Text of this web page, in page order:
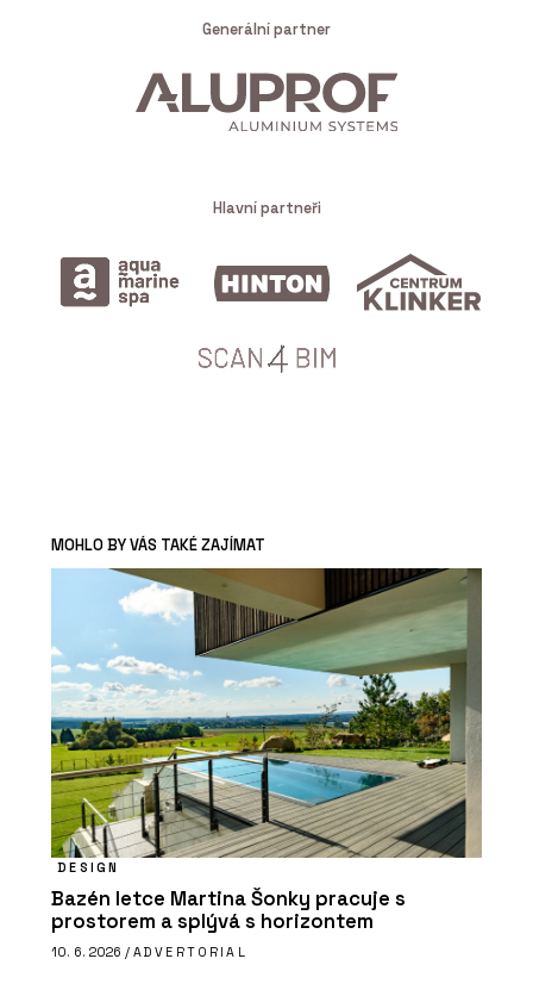
Generální partner
Hlavní partneři
MOHLO BY VÁS TAKÉ ZAJÍMAT
DESIGN
Bazén letce Martina Šonky pracuje s
prostorem a splývá s horizontem
10. 6. 2026 / ADVERTORIAL